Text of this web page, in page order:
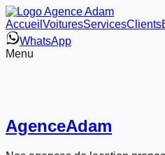
Accueil VoituresServicesClients
WhatsApp
Menu
AgenceAdam